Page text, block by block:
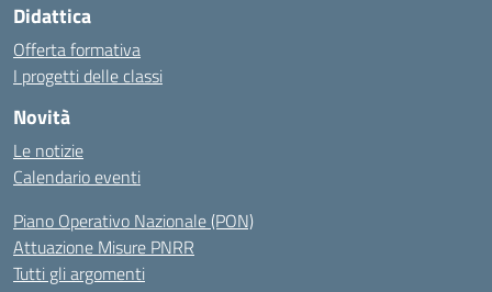
Didattica
Offerta formativa
I progetti delle classi
Novità
Le notizie
Calendario eventi
Piano Operativo Nazionale (PON)
Attuazione Misure PNRR
Tutti gli argomenti